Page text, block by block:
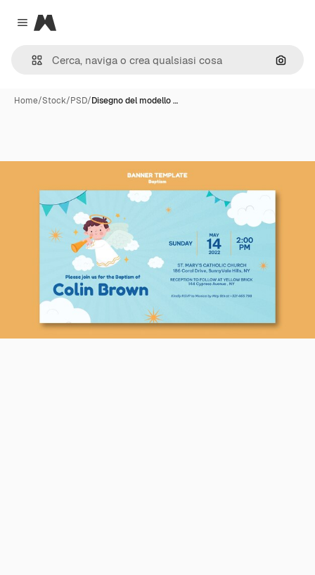
Close menu
Magnific
Cerca
Home/Stock/PSD/Disegno del modello …